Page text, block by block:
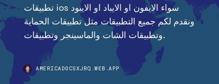
تطبيقات ios سواء الايفون او الايباد او الايبود
ونقدم لكم جميع التطبيقات مثل تطبيقات الحماية
وتطبيقات الشات والماسينجر وتطبيقات.
AMERICADOCSXJRQ.WEB.APP